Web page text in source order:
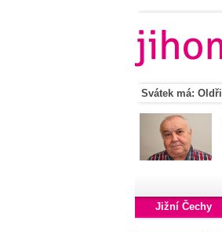
Svátek má:
Jižní Čechy